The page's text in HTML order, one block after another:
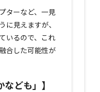
ターなど、一見
に見えますが、
いるので、これ
合した可能性が
ども」】